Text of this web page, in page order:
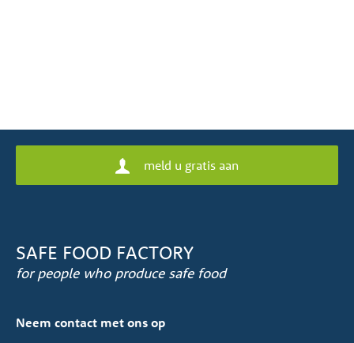
SAFE FOOD FACTORY
for people who produce safe food
Neem contact met ons op
meld u gratis aan